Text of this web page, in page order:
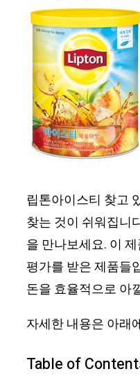
립톤아이스티 찾고
찾는 것이 쉬워집니
을 만나보세요. 이
평가를 받은 제품들
돈을 효율적으로 아
자세한 내용은 아래
Table of